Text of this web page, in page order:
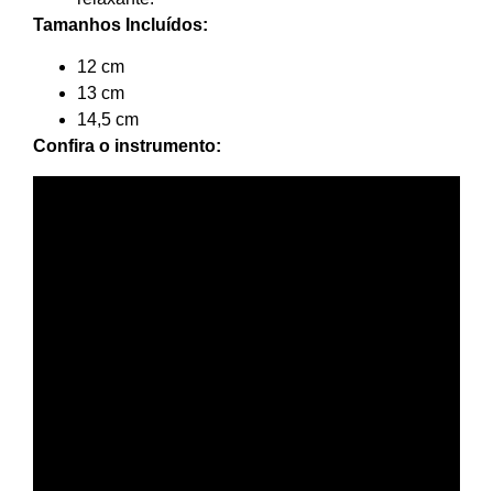
Tamanhos Incluídos:
12 cm
13 cm
14,5 cm
Confira o instrumento: